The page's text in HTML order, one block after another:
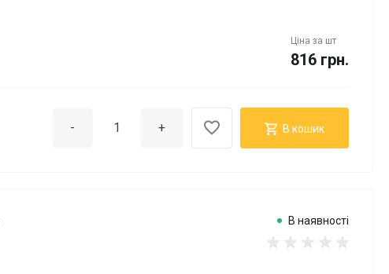
Ціна за шт
816 грн.
- + В кошик
В наявності